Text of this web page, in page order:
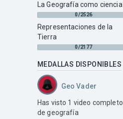
La Geografía como ciencia
0/2526
Representaciones de la
Tierra
0/2177
MEDALLAS DISPONIBLES
Geo Vader
Has visto 1 video completo
de geografía